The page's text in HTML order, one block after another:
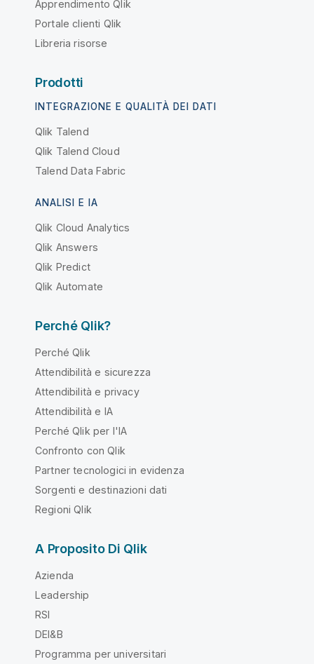
Apprendimento Qlik
Portale clienti Qlik
Libreria risorse
Prodotti
INTEGRAZIONE E QUALITÀ DEI DATI
Qlik Talend
Qlik Talend Cloud
Talend Data Fabric
ANALISI E IA
Qlik Cloud Analytics
Qlik Answers
Qlik Predict
Qlik Automate
Perché Qlik?
Perché Qlik
Attendibilità e sicurezza
Attendibilità e privacy
Attendibilità e IA
Perché Qlik per l'IA
Confronto con Qlik
Partner tecnologici in evidenza
Sorgenti e destinazioni dati
Regioni Qlik
A Proposito Di Qlik
Azienda
Leadership
RSI
DEI&B
Programma per universitari